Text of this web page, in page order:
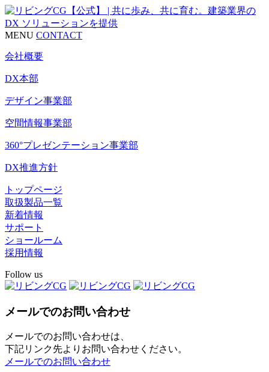
MENU CONTACT
会社概要
DX本部
デザイン事業部
空間情報事業部
360°プレゼンテーション事業部
DX推進方針
トップページ
取扱製品一覧
新着情報
サポート
ショールーム
採用情報
Follow us
メールでのお問い合わせ
メールでのお問い合わせは、
下記リンク先よりお問い合わせください。
メールでのお問い合わせ